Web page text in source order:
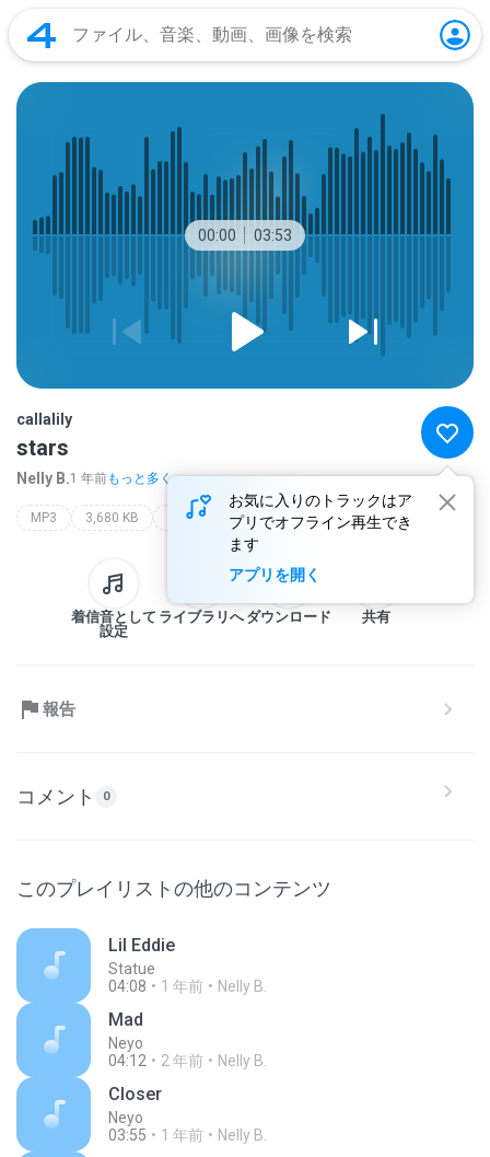
00:00 03:53
お気に入りのトラックはア
プリでオフライン再生でき
ます
アプリを開く
callalily
stars
Nelly B.1 年前もっと多く...
MP3 3,680 KB Domestic(J-Pops) callalily destination
着信音として
設定
ライブラリへ ダウンロード 共有
報告
コメント 0
このプレイリストの他のコンテンツ
Lil Eddie
Statue
04:08
1 年前 Nelly B.
Mad
Neyo
04:12
2 年前 Nelly B.
Closer
Neyo
03:55
1 年前 Nelly B.